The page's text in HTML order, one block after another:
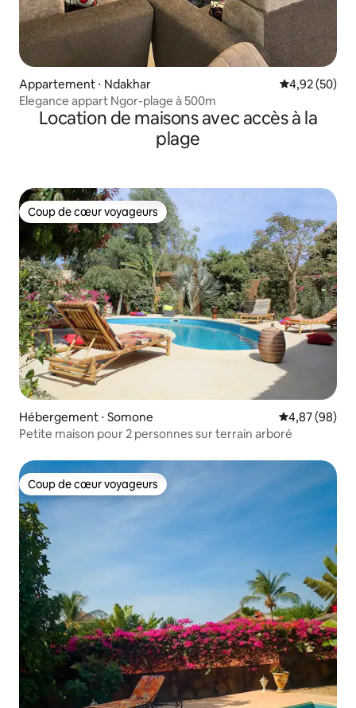
Appartement ⋅ Ndakhar Évaluation
4,92 (50)
Elegance appart Ngor-plage à 500m
Location de maisons avec accès à la
plage
Coup de cœur voyageurs
Coup de cœur voyageurs
Hébergement ⋅ Somone Évaluation
4,87 (98)
Petite maison pour 2 personnes sur terrain arboré
Coup de cœur voyageurs
Coup de cœur voyageurs